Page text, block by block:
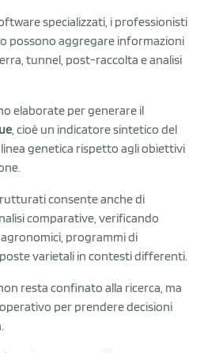
specializzati, i professionisti
possono aggregare informazioni
tunnel, post-raccolta e analisi
elaborate per generare il
, cioè un indicatore sintetico del
genetica rispetto agli obiettivi
consente anche di
comparative, verificando
programmi di
varietali in contesti differenti.
resta confinato alla ricerca, ma
per prendere decisioni